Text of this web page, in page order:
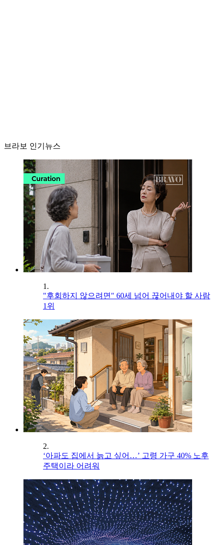
브라보 인기뉴스
1.
"후회하지 않으려면" 60세 넘어 끊어내야 할 사람
1위
2.
‘아파도 집에서 늙고 싶어…’ 고령 가구 40% 노후
주택이라 어려워